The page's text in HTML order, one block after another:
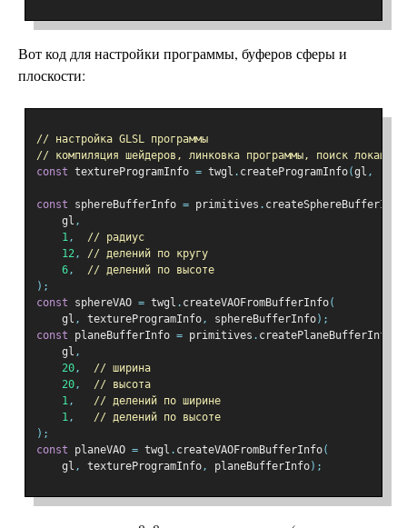
Вот код для настройки программы, буферов сферы и
плоскости:
// настройка GLSL программы
// компиляция шейдеров, линковка программы, поиск локаций
const textureProgramInfo = twgl . createProgramInfo(gl ,
const sphereBufferInfo = primitives . createSphereBufferInfo
    gl
,
1,
// радиус
12,
// делений по кругу
6,
// делений по высоте
);
const sphereVAO = twgl . createVAOFromBufferInfo(
    gl
, textureProgramInfo, sphereBufferInfo);
const planeBufferInfo = primitives . createPlaneBufferInfo
    gl
,
20,
// ширина
20,
// высота
1,
// делений по ширине
1,
// делений по высоте
);
const planeVAO = twgl . createVAOFromBufferInfo(
    gl
, textureProgramInfo, planeBufferInfo);